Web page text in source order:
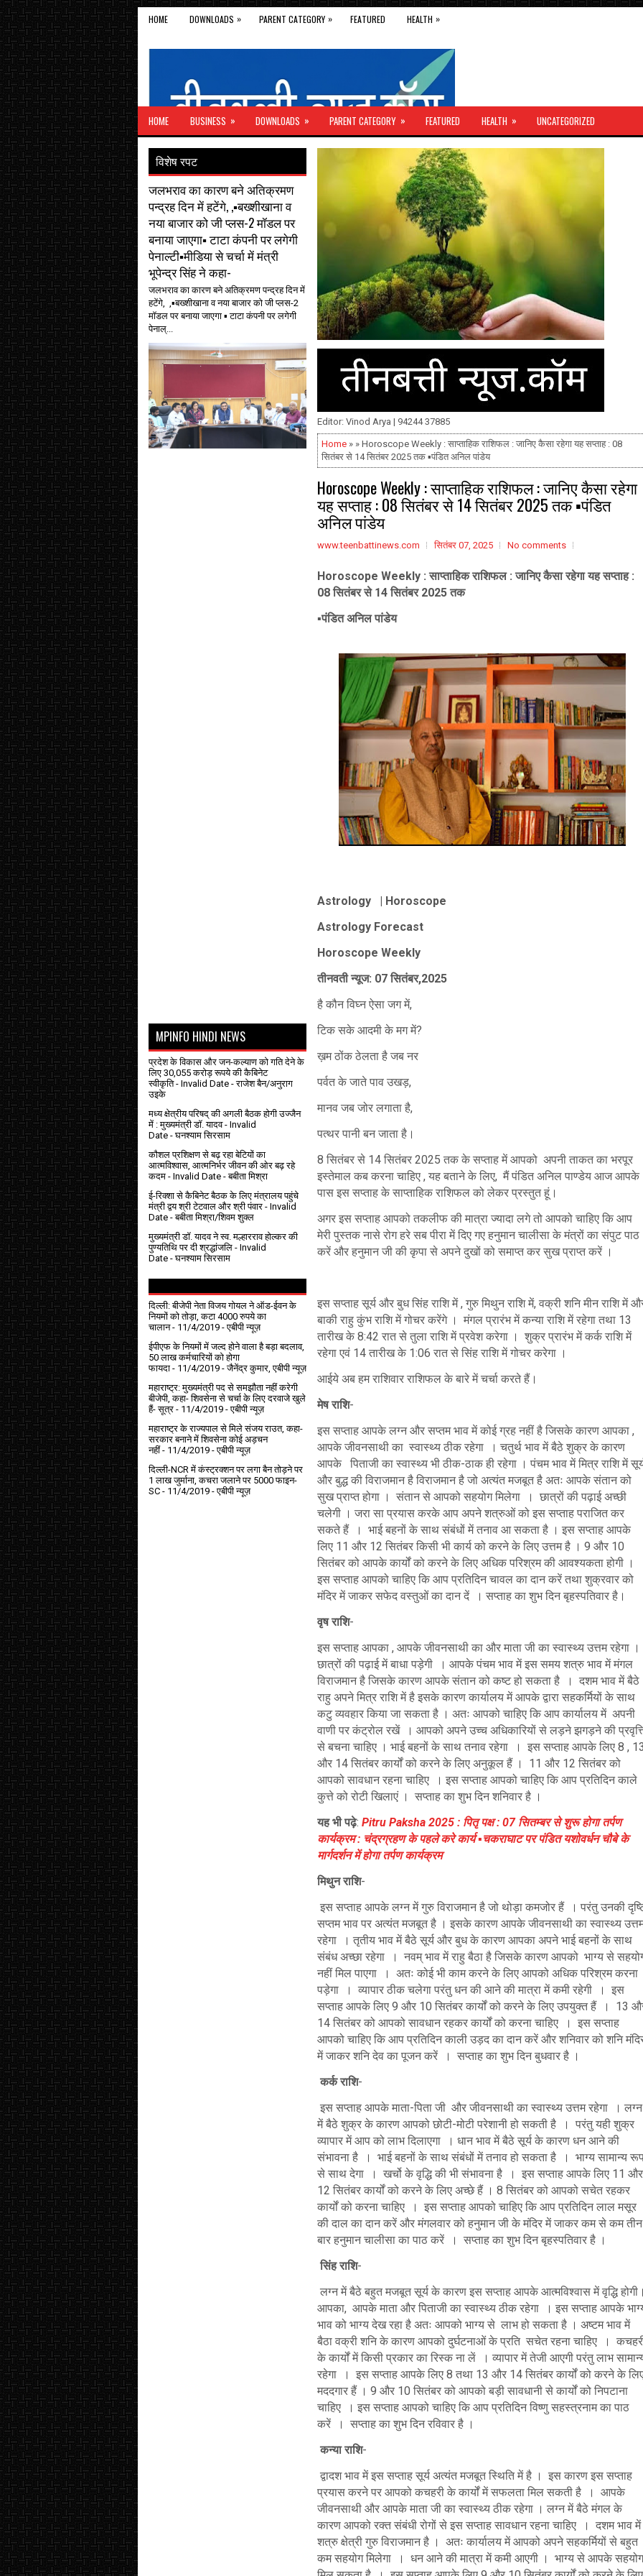
HOME DOWNLOADS » PARENT CATEGORY » FEATURED HEALTH »
HOME BUSINESS » DOWNLOADS » PARENT CATEGORY » FEATURED HEALTH » UNCATEGORIZED
Editor: Vinod Arya | 94244 37885
Home » » Horoscope Weekly : साप्ताहिक राशिफल : जानिए कैसा रहेगा यह सप्ताह : 08
सितंबर से 14 सितंबर 2025 तक ▪️पंडित अनिल पांडेय
Horoscope Weekly : साप्ताहिक राशिफल : जानिए कैसा रहेगा
यह सप्ताह : 08 सितंबर से 14 सितंबर 2025 तक ▪️पंडित
अनिल पांडेय
www.teenbattinews.com सितंबर 07, 2025 No comments
Horoscope Weekly : साप्ताहिक राशिफल : जानिए कैसा रहेगा यह सप्ताह :
08 सितंबर से 14 सितंबर 2025 तक
▪️पंडित अनिल पांडेय
Astrology | Horoscope
Astrology Forecast
Horoscope Weekly
तीनवती न्यूज: 07 सितंबर,2025
है कौन विघ्न ऐसा जग में,
टिक सके आदमी के मग में?
ख़म ठोंक ठेलता है जब नर
पर्वत के जाते पाव उखड़,
मानव जब जोर लगाता है,
पत्थर पानी बन जाता है।
8 सितंबर से 14 सितंबर 2025 तक के सप्ताह में आपको अपनी ताकत का भरपूर
इस्तेमाल कब करना चाहिए , यह बताने के लिए, मैं पंडित अनिल पाण्डेय आज आपके
पास इस सप्ताह के साप्ताहिक राशिफल को लेकर प्रस्तुत हूं।
अगर इस सप्ताह आपको तकलीफ की मात्रा ज्यादा लगे तो आपको चाहिए कि आप
मेरी पुस्तक नासे रोग हरे सब पीरा में दिए गए हनुमान चालीसा के मंत्रों का संपुट पाठ
करें और हनुमान जी की कृपा से अपने दुखों को समाप्त कर सुख प्राप्त करें ।
इस सप्ताह सूर्य और बुध सिंह राशि में , गुरु मिथुन राशि में, वक्री शनि मीन राशि में
बाकी राहु कुंभ राशि में गोचर करेंगे । मंगल प्रारंभ में कन्या राशि में रहेगा तथा 13
तारीख के 8:42 रात से तुला राशि में प्रवेश करेगा । शुक्र प्रारंभ में कर्क राशि में
रहेगा एवं 14 तारीख के 1:06 रात से सिंह राशि में गोचर करेगा ।
आईये अब हम राशिवार राशिफल के बारे में चर्चा करते हैं।
मेष राशि-
इस सप्ताह आपके लग्न और सप्तम भाव में कोई ग्रह नहीं है जिसके कारण आपका ,
आपके जीवनसाथी का स्वास्थ्य ठीक रहेगा । चतुर्थ भाव में बैठे शुक्र के कारण
आपके पिताजी का स्वास्थ्य भी ठीक-ठाक ही रहेगा । पंचम भाव में मित्र राशि में
और बुद्ध की विराजमान है विराजमान है जो अत्यंत मजबूत है अतः आपके संतान को
सुख प्राप्त होगा । संतान से आपको सहयोग मिलेगा । छात्रों की पढ़ाई अच्छी
चलेगी । जरा सा प्रयास करके आप अपने शत्रुओं को इस सप्ताह पराजित कर
सकते हैं । भाई बहनों के साथ संबंधों में तनाव आ सकता है । इस सप्ताह आपके
लिए 11 और 12 सितंबर किसी भी कार्य को करने के लिए उत्तम है । 9 और 10
सितंबर को आपके कार्यों को करने के लिए अधिक परिश्रम की आवश्यकता होगी ।
इस सप्ताह आपको चाहिए कि आप प्रतिदिन चावल का दान करें तथा शुक्रवार को
मंदिर में जाकर सफेद वस्तुओं का दान दें । सप्ताह का शुभ दिन बृहस्पतिवार है।
वृष राशि-
इस सप्ताह आपका , आपके जीवनसाथी का और माता जी का स्वास्थ्य उत्तम रहेगा ।
छात्रों की पढ़ाई में बाधा पड़ेगी । आपके पंचम भाव में इस समय शत्रु भाव में मंगल
विराजमान है जिसके कारण आपके संतान को कष्ट हो सकता है । दशम भाव में बैठे
राहु अपने मित्र राशि में है इसके कारण कार्यालय में आपके द्वारा सहकर्मियों के साथ
कटु व्यवहार किया जा सकता है । अतः आपको चाहिए कि आप कार्यालय में अपनी
वाणी पर कंट्रोल रखें । आपको अपने उच्च अधिकारियों से लड़ने झगड़ने की
से बचना चाहिए । भाई बहनों के साथ तनाव रहेगा । इस सप्ताह आपके लिए 8 ,
और 14 सितंबर कार्यों को करने के लिए अनुकूल हैं । 11 और 12 सितंबर को
आपको सावधान रहना चाहिए । इस सप्ताह आपको चाहिए कि आप प्रतिदिन काले
कुत्ते को रोटी खिलाएं । सप्ताह का शुभ दिन शनिवार है ।
यह भी पढ़े: Pitru Paksha 2025 : पितृ पक्ष : 07 सितम्बर से शुरू होगा तर्पण
कार्यक्रम : चंद्रग्रहण के पहले करे कार्य ▪️चकराघाट पर पंडित यशोवर्धन चौबे के
मार्गदर्शन में होगा तर्पण कार्यक्रम
मिथुन राशि-
इस सप्ताह आपके लग्न में गुरु विराजमान है जो थोड़ा कमजोर हैं । परंतु उनकी
सप्तम भाव पर अत्यंत मजबूत है । इसके कारण आपके जीवनसाथी का स्वास्थ्य
रहेगा । तृतीय भाव में बैठे सूर्य और बुध के कारण आपका अपने भाई बहनों के साथ
संबंध अच्छा रहेगा । नवम् भाव में राहु बैठा है जिसके कारण आपको भाग्य से
नहीं मिल पाएगा । अतः कोई भी काम करने के लिए आपको अधिक परिश्रम करना
पड़ेगा । व्यापार ठीक चलेगा परंतु धन की आने की मात्रा में कमी रहेगी । इस
सप्ताह आपके लिए 9 और 10 सितंबर कार्यों को करने के लिए उपयुक्त हैं । 13
14 सितंबर को आपको सावधान रहकर कार्यों को करना चाहिए । इस सप्ताह
आपको चाहिए कि आप प्रतिदिन काली उड़द का दान करें और शनिवार को शनि
में जाकर शनि देव का पूजन करें । सप्ताह का शुभ दिन बुधवार है ।
कर्क राशि-
इस सप्ताह आपके माता-पिता जी और जीवनसाथी का स्वास्थ्य उत्तम रहेगा । लग्न
में बैठे शुक्र के कारण आपको छोटी-मोटी परेशानी हो सकती है । परंतु यही शुक्र
व्यापार में आप को लाभ दिलाएगा । धान भाव में बैठे सूर्य के कारण धन आने की
संभावना है । भाई बहनों के साथ संबंधों में तनाव हो सकता है । भाग्य सामान्य
से साथ देगा । खर्चो के वृद्धि की भी संभावना है । इस सप्ताह आपके लिए 11 और
12 सितंबर कार्यों को करने के लिए अच्छे हैं । 8 सितंबर को आपको सचेत रहकर
कार्यों को करना चाहिए । इस सप्ताह आपको चाहिए कि आप प्रतिदिन लाल मसूर
की दाल का दान करें और मंगलवार को हनुमान जी के मंदिर में जाकर कम से कम तीन
बार हनुमान चालीसा का पाठ करें । सप्ताह का शुभ दिन बृहस्पतिवार है ।
सिंह राशि-
लग्न में बैठे बहुत मजबूत सूर्य के कारण इस सप्ताह आपके आत्मविश्वास में वृद्धि
आपका, आपके माता और पिताजी का स्वास्थ्य ठीक रहेगा । इस सप्ताह आपके
भाव को भाग्य देख रहा है अतः आपको भाग्य से लाभ हो सकता है । अष्टम भाव में
बैठा वक्री शनि के कारण आपको दुर्घटनाओं के प्रति सचेत रहना चाहिए ।
के कार्यों में किसी प्रकार का रिस्क ना लें । व्यापार में तेजी आएगी परंतु लाभ
रहेगा । इस सप्ताह आपके लिए 8 तथा 13 और 14 सितंबर कार्यों को करने के
मददगार हैं । 9 और 10 सितंबर को आपको बड़ी सावधानी से कार्यों को निपटाना
चाहिए । इस सप्ताह आपको चाहिए कि आप प्रतिदिन विष्णु सहस्त्रनाम का पाठ
करें । सप्ताह का शुभ दिन रविवार है ।
कन्या राशि-
द्वादश भाव में इस सप्ताह सूर्य अत्यंत मजबूत स्थिति में है । इस कारण इस सप्ताह
प्रयास करने पर आपको कचहरी के कार्यों में सफलता मिल सकती है । आपके
जीवनसाथी और आपके माता जी का स्वास्थ्य ठीक रहेगा । लग्न में बैठे मंगल के
कारण आपको रक्त संबंधी रोगों से इस सप्ताह सावधान रहना चाहिए । दशम भाव में
शत्रु क्षेत्री गुरु विराजमान है । अतः कार्यालय में आपको अपने सहकर्मियों से बहुत
कम सहयोग मिलेगा । धन आने की मात्रा में कमी आएगी । भाग्य से आपके सहयोग
विशेष रपट
जलभराव का कारण बने अतिक्रमण
पन्द्रह दिन में हटेंगे, ,▪️बख्शीखाना व
नया बाजार को जी प्लस-2 मॉडल पर
बनाया जाएगा▪️ टाटा कंपनी पर लगेगी
पेनाल्टी▪️मीडिया से चर्चा में मंत्री
भूपेन्द्र सिंह ने कहा-
जलभराव का कारण बने अतिक्रमण पन्द्रह दिन में
हटेंगे, ,▪️बख्शीखाना व नया बाजार को जी प्लस-2
मॉडल पर बनाया जाएगा ▪️ टाटा कंपनी पर लगेगी
पेनाल्...
MPINFO HINDI NEWS
प्रदेश के विकास और जन-कल्याण को गति देने के
लिए 30,055 करोड़ रूपये की कैबिनेट
स्वीकृति- Invalid Date - राजेश बैन/अनुराग
उइके
मध्य क्षेत्रीय परिषद् की अगली बैठक होगी उज्जैन
में : मुख्यमंत्री डॉ. यादव- Invalid
Date - घनश्याम सिरसाम
कौशल प्रशिक्षण से बढ़ रहा बेटियों का
आत्मविश्वास, आत्मनिर्भर जीवन की ओर बढ़ रहे
कदम - Invalid Date - बबीता मिश्रा
ई-रिक्शा से कैबिनेट बैठक के लिए मंत्रालय पहुंचे
मंत्री द्वय श्री टेटवाल और श्री पंवार - Invalid
Date - बबीता मिश्रा/शिवम शुक्ल
मुख्यमंत्री डॉ. यादव ने स्व. मल्हारराव होल्कर की
पुण्यतिथि पर दी श्रद्धांजलि - Invalid
Date - घनश्याम सिरसाम
दिल्ली: बीजेपी नेता विजय गोयल ने ऑड-ईवन के
नियमों को तोड़ा, कटा 4000 रुपये का
चालान- 11/4/2019 - एबीपी न्यूज़
ईपीएफ के नियमों में जल्द होने वाला है बड़ा बदलाव,
50 लाख कर्मचारियों को होगा
फायदा - 11/4/2019 - जैनेंद्र कुमार, एबीपी न्यूज़
महाराष्ट्र: मुख्यमंत्री पद से समझौता नहीं करेगी
बीजेपी, कहा- शिवसेना से चर्चा के लिए दरवाजे खुले
हैं- सूत्र - 11/4/2019 - एबीपी न्यूज़
महाराष्ट्र के राज्यपाल से मिले संजय राउत, कहा-
सरकार बनाने में शिवसेना कोई अड़चन
नहीं- 11/4/2019 - एबीपी न्यूज़
दिल्ली-NCR में कंस्ट्रक्शन पर लगा बैन तोड़ने पर
1 लाख जुर्माना, कचरा जलाने पर ₹5000 फाइन-
SC - 11/4/2019 - एबीपी न्यूज़